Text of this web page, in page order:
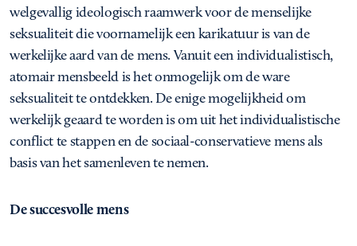
welgevallig ideologisch raamwerk voor de menselijke
seksualiteit die voornamelijk een karikatuur is van de
werkelijke aard van de mens. Vanuit een individualistisch,
atomair mensbeeld is het onmogelijk om de ware
seksualiteit te ontdekken. De enige mogelijkheid om
werkelijk geaard te worden is om uit het individualistische
conflict te stappen en de sociaal-conservatieve mens als
basis van het samenleven te nemen.
De succesvolle mens